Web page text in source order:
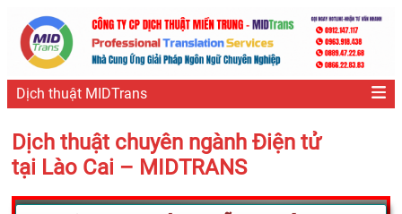
Dịch thuật MIDTrans
Dịch thuật chuyên ngành Điện tử
tại Lào Cai – MIDTRANS